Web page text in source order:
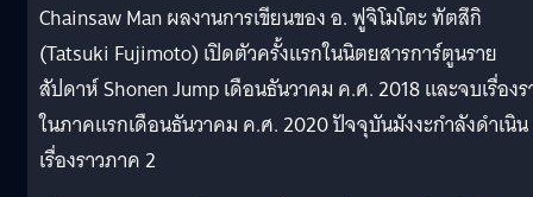
Chainsaw Man ผลงานการเขียนของ อ. ฟูจิโมโตะ ทัตสึกิ
(Tatsuki Fujimoto) เปิดตัวครั้งแรกในนิตยสารการ์ตูนราย
สัปดาห์ Shonen Jump เดือนธันวาคม ค.ศ. 2018 และจบเรื่องร
ในภาคแรกเดือนธันวาคม ค.ศ. 2020 ปัจจุบันมังงะกำลังดำเนิน
เรื่องราวภาค 2